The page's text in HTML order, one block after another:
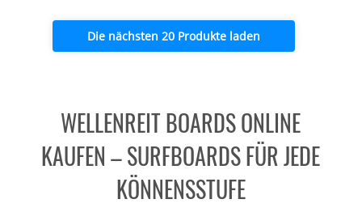
Die nächsten 20 Produkte laden
WELLENREIT BOARDS ONLINE
KAUFEN – SURFBOARDS FÜR JEDE
KÖNNENSSTUFE